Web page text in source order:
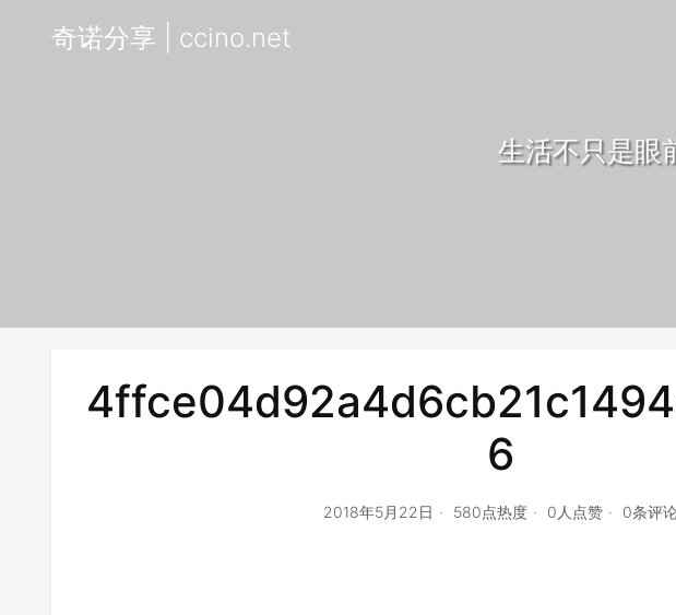
奇诺分享 | ccino.net
生活不只是眼
6
2018年5月22日 580点热度 0人点赞 0条评